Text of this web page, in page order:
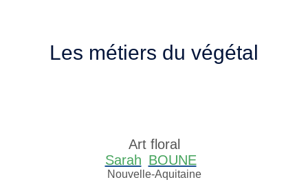
Les métiers du végétal
Art floral
Sarah BOUNE
Nouvelle-Aquitaine